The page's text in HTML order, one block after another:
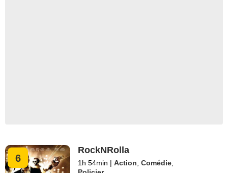
6
RockNRolla
1h 54min | Action ,Comédie